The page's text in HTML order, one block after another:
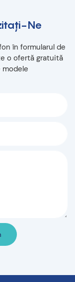
Ne
în formularul de
o ofertă gratuită
modele